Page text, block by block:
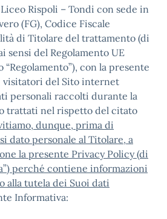
Rispoli – Tondi con sede in
(FG), Codice Fiscale
di Titolare del trattamento (di
sensi del Regolamento UE
con la presente
del Sito internet
personali raccolti durante la
trattati nel rispetto del citato
dunque, prima di
dato personale al Titolare, a
la presente Privacy Policy (di
perché contiene informazioni
tutela dei Suoi dati
Informativa: